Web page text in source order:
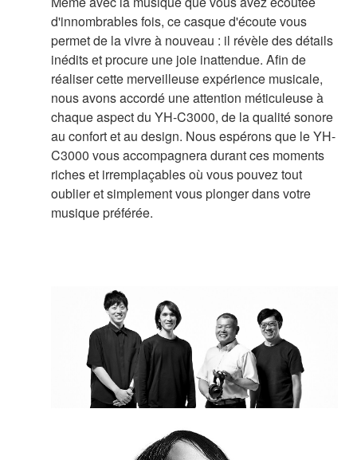
d'innombrables fois, ce casque d'écoute vous
permet de la vivre à nouveau : il révèle des détails
inédits et procure une joie inattendue. Afin de
réaliser cette merveilleuse expérience musicale,
nous avons accordé une attention méticuleuse à
chaque aspect du YH-C3000, de la qualité sonore
au confort et au design. Nous espérons que le YH-
C3000 vous accompagnera durant ces moments
riches et irremplaçables où vous pouvez tout
oublier et simplement vous plonger dans votre
musique préférée.